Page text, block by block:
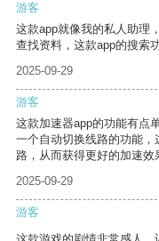
游客
这款app就像我的私人助理
查找资料，这款app的搜索
2025-09-29
游客
这款加速器app的功能有点
一个自动切换线路的功能
路，从而获得更好的加速效
2025-09-29
游客